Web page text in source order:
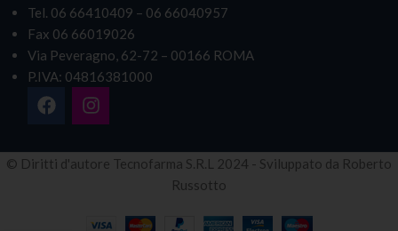
Tel. 06 66410409 – 06 66040957
Fax 06 66019026
Via Peveragno, 62-72 – 00166 ROMA
P.IVA: 04816381000
© Diritti d'autore Tecnofarma S.R.L 2024 - Sviluppato da Roberto
Russotto